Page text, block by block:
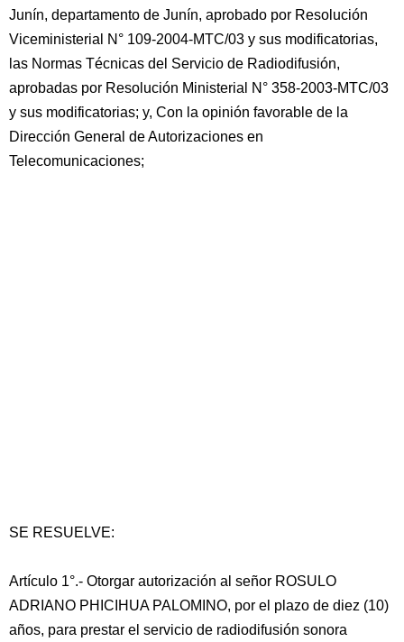
Junín, departamento de Junín, aprobado por Resolución
Viceministerial N° 109-2004-MTC/03 y sus modificatorias,
las Normas Técnicas del Servicio de Radiodifusión,
aprobadas por Resolución Ministerial N° 358-2003-MTC/03
y sus modificatorias; y, Con la opinión favorable de la
Dirección General de Autorizaciones en
Telecomunicaciones;
SE RESUELVE:
Artículo 1°.- Otorgar autorización al señor ROSULO
ADRIANO PHICIHUA PALOMINO, por el plazo de diez (10)
años, para prestar el servicio de radiodifusión sonora